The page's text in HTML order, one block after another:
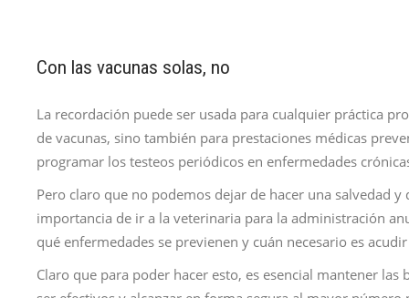
Con las vacunas solas, no
La recordación puede ser usada para cualquier práctica
de vacunas, sino también para prestaciones médicas
programar los testeos periódicos en enfermedades
Pero claro que no podemos dejar de hacer una salvedad
importancia de ir a la veterinaria para la administración
qué enfermedades se previenen y cuán necesario es
Claro que para poder hacer esto, es esencial mantener las